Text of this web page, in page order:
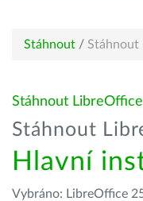
Stáhnout / Stáhnout
Stáhnout LibreOffice
Stáhnout
Hlavní
Vybráno: LibreOffice